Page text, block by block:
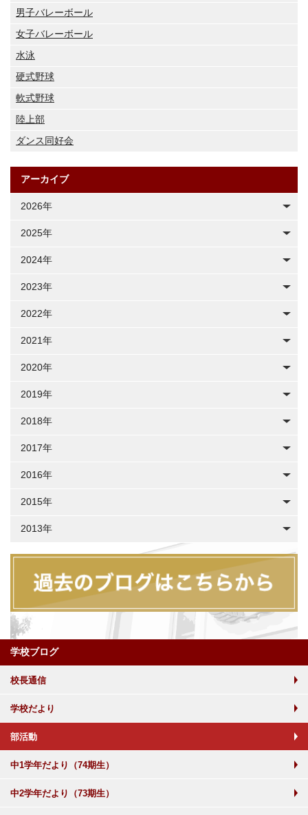
男子バレーボール
女子バレーボール
水泳
硬式野球
軟式野球
陸上部
ダンス同好会
アーカイブ
2026年
2025年
2024年
2023年
2022年
2021年
2020年
2019年
2018年
2017年
2016年
2015年
2013年
学校ブログ
校長通信
学校だより
部活動
中1学年だより（74期生）
中2学年だより（73期生）